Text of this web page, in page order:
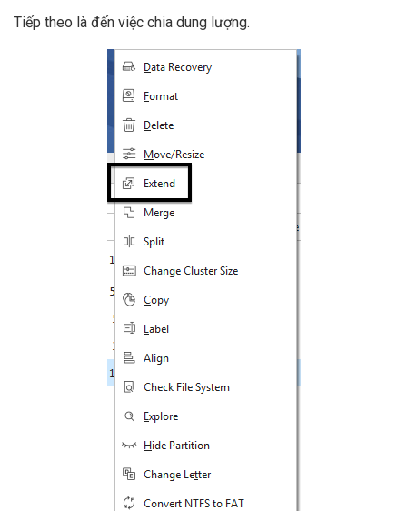
Tiếp theo là đến việc chia dung lượng.